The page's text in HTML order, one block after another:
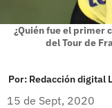
¿Quién fue el primer
del Tour de
Por: Redacción digital
15 de Sept, 2020